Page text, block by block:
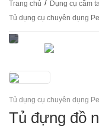
Trang chủ / Dụng cụ cầm
Tủ dụng cụ chuyên dụng
Tủ dụng cụ chuyên dụng
Tủ đựng đồ